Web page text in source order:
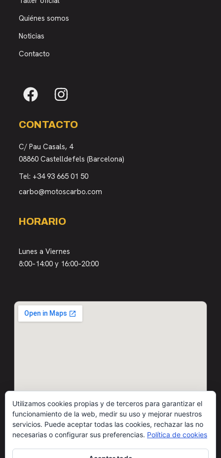
Quiénes somos
Noticias
Contacto
CONTACTO
C/ Pau Casals, 4
08860 Castelldefels (Barcelona)
Tel: +34 93 665 01 50
carbo@motoscarbo.com
HORARIO
Lunes a Viernes
8:00–14:00 y 16:00–20:00
Utilizamos cookies propias y de terceros para garantizar el
funcionamiento de la web, medir su uso y mejorar nuestros
servicios. Puede aceptar todas las cookies, rechazar las no
necesarias o configurar sus preferencias. Política de cookies